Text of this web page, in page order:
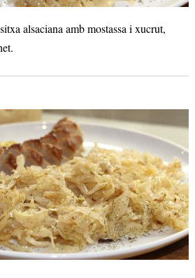
alsaciana amb mostassa i xucrut,